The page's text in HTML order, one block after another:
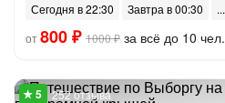
Сегодня в 22:30
Завтра в 00:30
от800 ₽ 1000 ₽ за всё до 10 чел.
252 отзыва